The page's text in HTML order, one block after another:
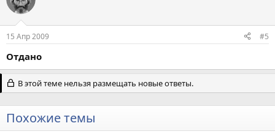
15 Апр 2009 #5
Отдано
В этой теме нельзя размещать новые ответы.
Похожие темы